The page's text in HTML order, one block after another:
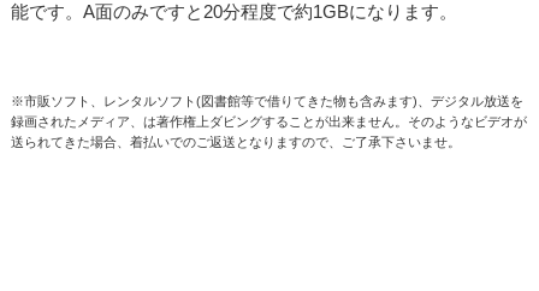
能です。A面のみですと20分程度で約1GBになります。
※市販ソフト、レンタルソフト(図書館等で借りてきた物も含みます)、デジタル放送を
録画されたメディア、は著作権上ダビングすることが出来ません。そのようなビデオが
送られてきた場合、着払いでのご返送となりますので、ご了承下さいませ。